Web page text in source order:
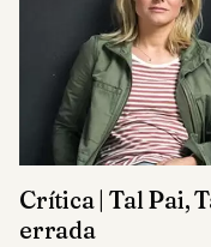
Crítica | Tal Pai,
errada